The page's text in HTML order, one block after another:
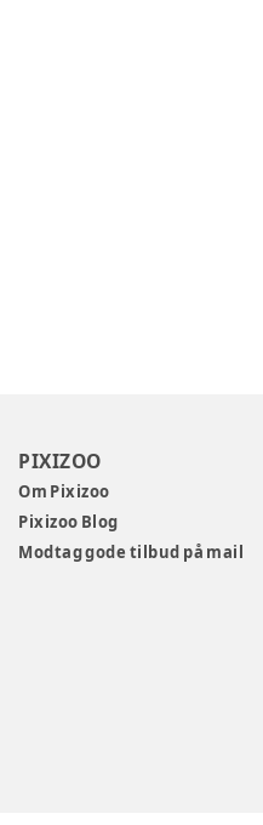
PIXIZOO
Om Pixizoo
Pixizoo Blog
Modtag gode tilbud på mail